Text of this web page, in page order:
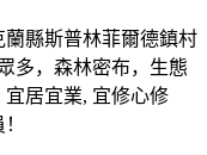
縣斯普林菲爾德鎮村
多，森林密布，生態
居宜業, 宜修心修